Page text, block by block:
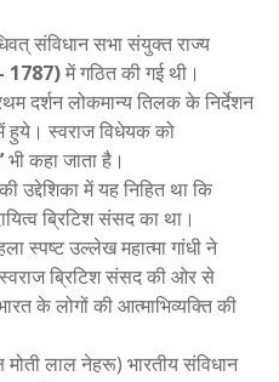
संविधान सभा संयुक्त राज्य
1787)में गठित की गई थी।
दर्शन लोकमान्य तिलक के निर्देशन
हुये। स्वराज विधेयक को
भी कहा जाता है।
उद्देशिका में यह निहित था कि
ब्रिटिश संसद का था।
स्पष्ट उल्लेख महात्मा गांधी ने
ब्रिटिश संसद की ओर से
के लोगों की आत्माभिव्यक्ति की
लाल नेहरू) भारतीय संविधान